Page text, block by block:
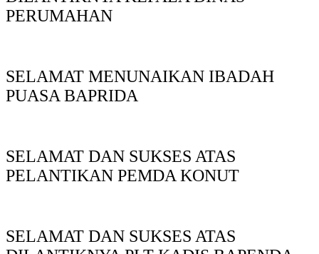
PERUMAHAN
SELAMAT MENUNAIKAN IBADAH
PUASA BAPRIDA
SELAMAT DAN SUKSES ATAS
PELANTIKAN PEMDA KONUT
SELAMAT DAN SUKSES ATAS